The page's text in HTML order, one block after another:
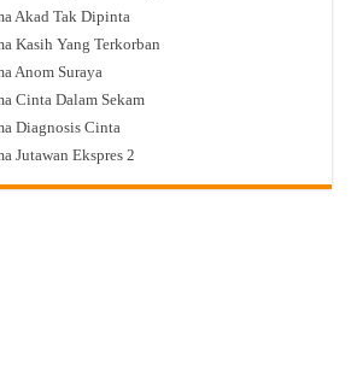
Akad Tak Dipinta
Kasih Yang Terkorban
Anom Suraya
Cinta Dalam Sekam
Diagnosis Cinta
Jutawan Ekspres 2